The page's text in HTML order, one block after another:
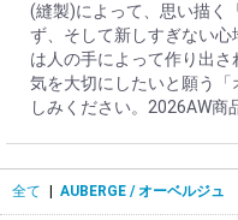
(縫製)によって、思い描く
ず、そして新しすぎない
は人の手によって作り出
気を大切にしたいと願う
しみください。2026AW商
全て AUBERGE / オーベルジュ